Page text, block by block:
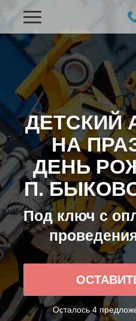
ДЕТСКИЙ
НА
ДЕНЬ
П.
Под ключ с
Осталось 4